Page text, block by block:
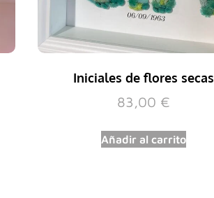
Iniciales de flores secas
83,00 €
Añadir al carrito